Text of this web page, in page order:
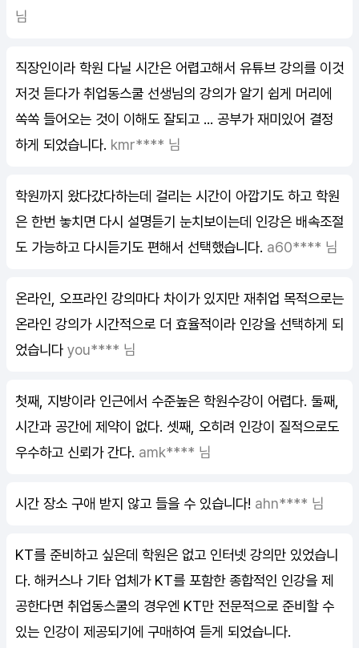
님
직장인이라 학원 다닐 시간은 어렵고해서 유튜브 강의를 이것
저것 듣다가 취업동스쿨 선생님의 강의가 알기 쉽게 머리에
쏙쏙 들어오는 것이 이해도 잘되고 ... 공부가 재미있어 결정
하게 되었습니다. kmr**** 님
학원까지 왔다갔다하는데 걸리는 시간이 아깝기도 하고 학원
은 한번 놓치면 다시 설명듣기 눈치보이는데 인강은 배속조절
도 가능하고 다시듣기도 편해서 선택했습니다. a60**** 님
온라인, 오프라인 강의마다 차이가 있지만 재취업 목적으로는
온라인 강의가 시간적으로 더 효율적이라 인강을 선택하게 되
었습니다 you**** 님
첫째, 지방이라 인근에서 수준높은 학원수강이 어렵다. 둘째,
시간과 공간에 제약이 없다. 셋째, 오히려 인강이 질적으로도
우수하고 신뢰가 간다. amk**** 님
시간 장소 구애 받지 않고 들을 수 있습니다! ahn**** 님
KT를 준비하고 싶은데 학원은 없고 인터넷 강의만 있었습니
다. 해커스나 기타 업체가 KT를 포함한 종합적인 인강을 제
공한다면 취업동스쿨의 경우엔 KT만 전문적으로 준비할 수
있는 인강이 제공되기에 구매하여 듣게 되었습니다.